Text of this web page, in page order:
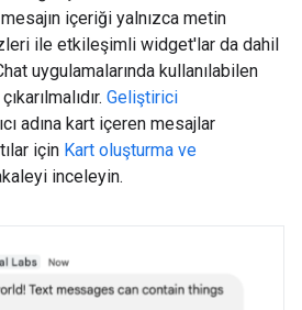
içeriği yalnızca metin
ile etkileşimli widget'lar da dahil
uygulamalarında kullanılabilen
Geliştirici
adına kart içeren mesajlar
için Kart oluşturma ve
inceleyin.